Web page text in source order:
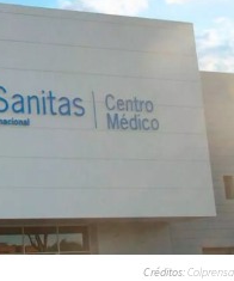
Créditos:Colprensa